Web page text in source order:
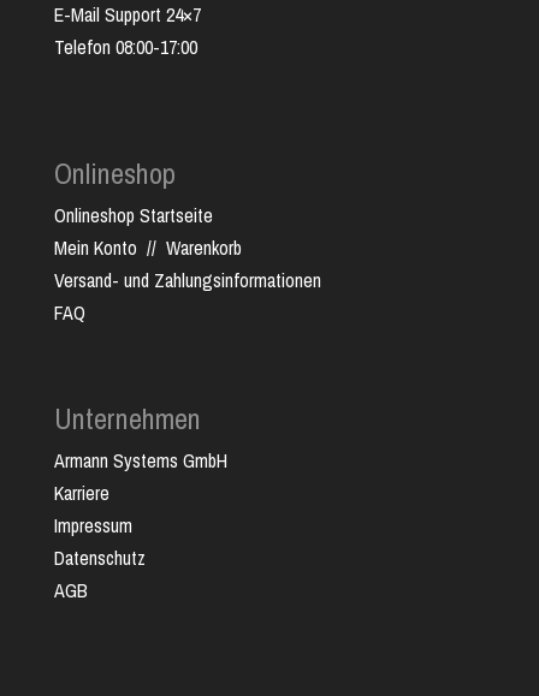
E-Mail Support 24×7
Telefon 08:00-17:00
Onlineshop
Onlineshop Startseite
Mein Konto // Warenkorb
Versand- und Zahlungsinformationen
FAQ
Unternehmen
Armann Systems GmbH
Karriere
Impressum
Datenschutz
AGB